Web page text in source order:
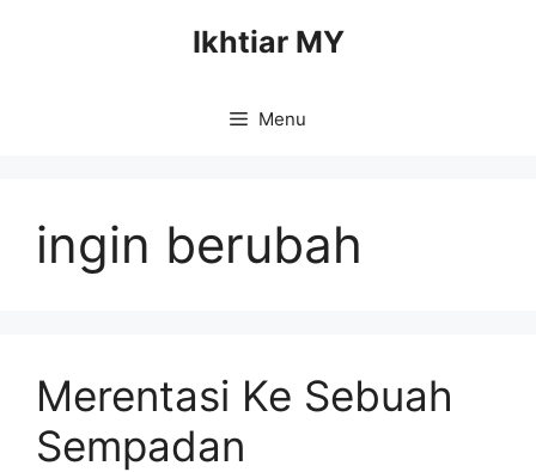
Ikhtiar MY
Menu
ingin berubah
Merentasi Ke Sebuah
Sempadan